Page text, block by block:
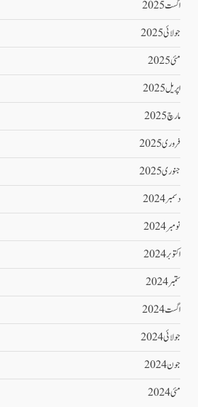
اگست 2025
جولائی 2025
مئی 2025
اپریل 2025
مارچ 2025
فروری 2025
جنوری 2025
دسمبر 2024
نومبر 2024
اکتوبر 2024
ستمبر 2024
اگست 2024
جولائی 2024
جون 2024
مئی 2024